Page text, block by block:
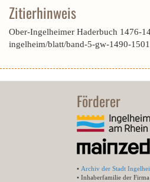
Zitierhinweis
Ober-Ingelheimer Haderbuch 1476-
ingelheim/blatt/band-5-gw-1490-
Förderer
• Archiv der Stadt
• Inhaberfamilie der